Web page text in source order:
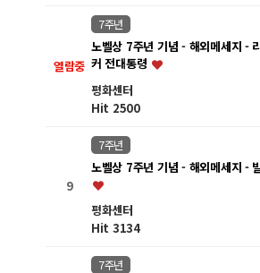
열람중
7주년
노벨상 7주년 기념 - 해외메세지 -
커 전대통령
평화센터
Hit 2500
9
7주년
노벨상 7주년 기념 - 해외메세지 -
평화센터
Hit 3134
7주년